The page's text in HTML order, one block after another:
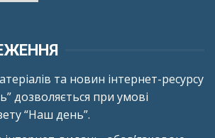
та новин інтернет-ресурсу
дозволяється при умові
“Наш день”.